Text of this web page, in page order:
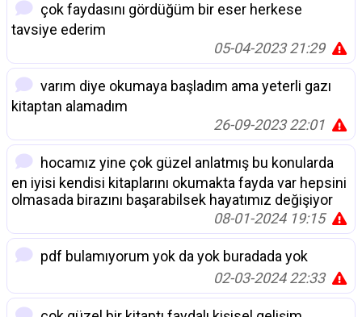
çok faydasını gördüğüm bir eser herkese
tavsiye ederim
05-04-2023 21:29
varım diye okumaya başladım ama yeterli gazı
kitaptan alamadım
26-09-2023 22:01
hocamız yine çok güzel anlatmış bu konularda
en iyisi kendisi kitaplarını okumakta fayda var hepsini
olmasada birazını başarabilsek hayatımız değişiyor
08-01-2024 19:15
pdf bulamıyorum yok da yok buradada yok
02-03-2024 22:33